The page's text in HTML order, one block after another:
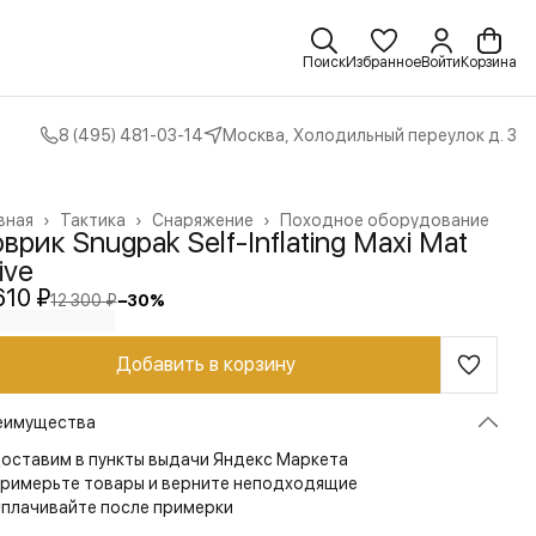
ПоискИзбранноеВойти Корзина
8 (495) 481-03-14 Москва, Холодильный переулок д. 3
Походное оборудование
Снаряжение ›
Тактика ›
›
Snugpak Self-Inflating Maxi Mat
₽12 300 ₽−30%
Добавить в корзину
в пункты выдачи Яндекс Маркета
товары и верните неподходящие
после примерки